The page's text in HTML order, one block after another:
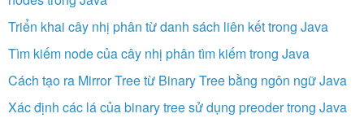
Triển khai cây nhị phân từ danh sách liên kết trong Java
Tìm kiếm node của cây nhị phân tìm kiếm trong Java
Cách tạo ra Mirror Tree từ Binary Tree bằng ngôn ngữ Java
Xác định các lá của binary tree sử dụng preoder trong Java